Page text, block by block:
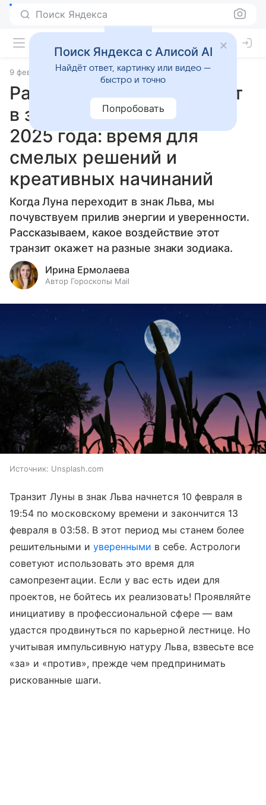
Поиск Яндекса
9 февраля 2025 Статьи
Растущая Луна переходит
в знак Льва 10 февраля
2025 года: время для
смелых решений и
креативных начинаний
Когда Луна переходит в знак Льва, мы
почувствуем прилив энергии и уверенности.
Рассказываем, какое воздействие этот
транзит окажет на разные знаки зодиака.
Ирина Ермолаева
Автор Гороскопы Mail
Источник: Unsplash.com
Транзит Луны в знак Льва начнется 10 февраля в
19:54 по московскому времени и закончится 13
февраля в 03:58. В этот период мы станем более
решительными и уверенными в себе. Астрологи
советуют использовать это время для
самопрезентации. Если у вас есть идеи для
проектов, не бойтесь их реализовать! Проявляйте
инициативу в профессиональной сфере — вам
удастся продвинуться по карьерной лестнице. Но
учитывая импульсивную натуру Льва, взвесьте все
«за» и «против», прежде чем предпринимать
рискованные шаги.
Поиск Яндекса с Алисой AI
Найдёт ответ, картинку или видео —
быстро и точно
Попробовать